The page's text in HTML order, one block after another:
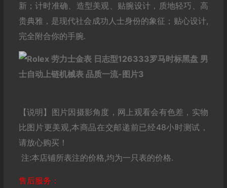
新；计时准确、造型美观、贴腕设计，质地轻巧、高
贵典雅，是现代社会成功人士身份的象征；贴心设计,
完全附合你的手腕.
【说明】图片因摄影角度，网上观看会有色差，实物
比图片更美观,本商品在交邮递前已经48小时测试，
请放心购买！
注:本店铺所表注的价格,均为一只表的价格.
售后服务：